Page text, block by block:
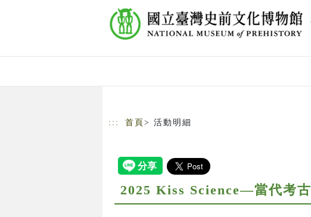
::: 首頁 > 活動明細
2025 Kiss Science—當代考古